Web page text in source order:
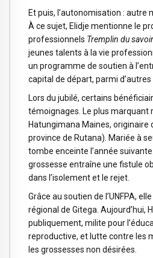
Et puis, l’autonomisation : autre
À ce sujet, Elidje mentionne le
professionnels Tremplin du savoir
jeunes talents à la vie
un programme de soutien à
capital de départ, parmi d’autres
Lors du jubilé, certains
témoignages. Le plus marquant
Hatungimana Maines, originaire
province de Rutana). Mariée à
tombe enceinte l’année
grossesse entraîne une fistule
dans l’isolement et le rejet.
Grâce au soutien de l’UNFPA,
régional de Gitega. Aujourd’hui,
publiquement, milite pour
reproductive, et lutte contre les
les grossesses non désirées.